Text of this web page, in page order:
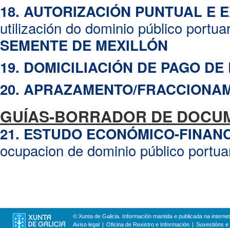
18. AUTORIZACIÓN PUNTUAL E
utilización do dominio público
SEMENTE DE MEXILLÓN
19. DOMICILIACIÓN DE PAGO DE
20. APRAZAMENTO/
GUÍAS-BORRADOR DE
21. ESTUDO ECONÓMICO-
ocupacion de dominio público
© Xunta de Galicia. Información mantida e publicada na
Aviso legal
Oficina de Rexistro e Información Suxestións e